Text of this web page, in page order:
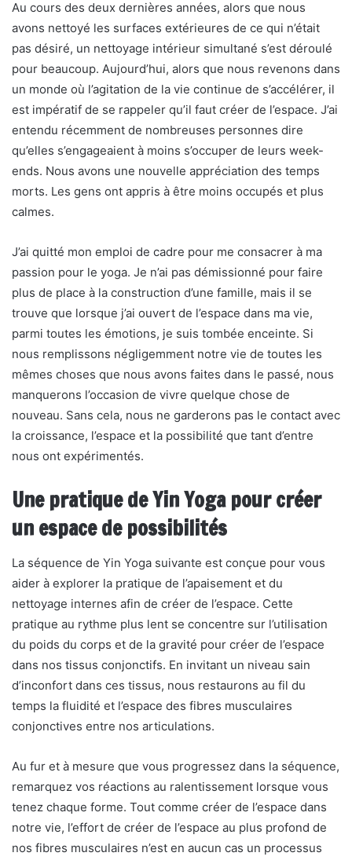
Au cours des deux dernières années, alors que nous
avons nettoyé les surfaces extérieures de ce qui n’était
pas désiré, un nettoyage intérieur simultané s’est déroulé
pour beaucoup. Aujourd’hui, alors que nous revenons dans
un monde où l’agitation de la vie continue de s’accélérer, il
est impératif de se rappeler qu’il faut créer de l’espace. J’ai
entendu récemment de nombreuses personnes dire
qu’elles s’engageaient à moins s’occuper de leurs week-
ends. Nous avons une nouvelle appréciation des temps
morts. Les gens ont appris à être moins occupés et plus
calmes.
J’ai quitté mon emploi de cadre pour me consacrer à ma
passion pour le yoga. Je n’ai pas démissionné pour faire
plus de place à la construction d’une famille, mais il se
trouve que lorsque j’ai ouvert de l’espace dans ma vie,
parmi toutes les émotions, je suis tombée enceinte. Si
nous remplissons négligemment notre vie de toutes les
mêmes choses que nous avons faites dans le passé, nous
manquerons l’occasion de vivre quelque chose de
nouveau. Sans cela, nous ne garderons pas le contact avec
la croissance, l’espace et la possibilité que tant d’entre
nous ont expérimentés.
Une pratique de Yin Yoga pour créer
un espace de possibilités
La séquence de Yin Yoga suivante est conçue pour vous
aider à explorer la pratique de l’apaisement et du
nettoyage internes afin de créer de l’espace. Cette
pratique au rythme plus lent se concentre sur l’utilisation
du poids du corps et de la gravité pour créer de l’espace
dans nos tissus conjonctifs. En invitant un niveau sain
d’inconfort dans ces tissus, nous restaurons au fil du
temps la fluidité et l’espace des fibres musculaires
conjonctives entre nos articulations.
Au fur et à mesure que vous progressez dans la séquence,
remarquez vos réactions au ralentissement lorsque vous
tenez chaque forme. Tout comme créer de l’espace dans
notre vie, l’effort de créer de l’espace au plus profond de
nos fibres musculaires n’est en aucun cas un processus